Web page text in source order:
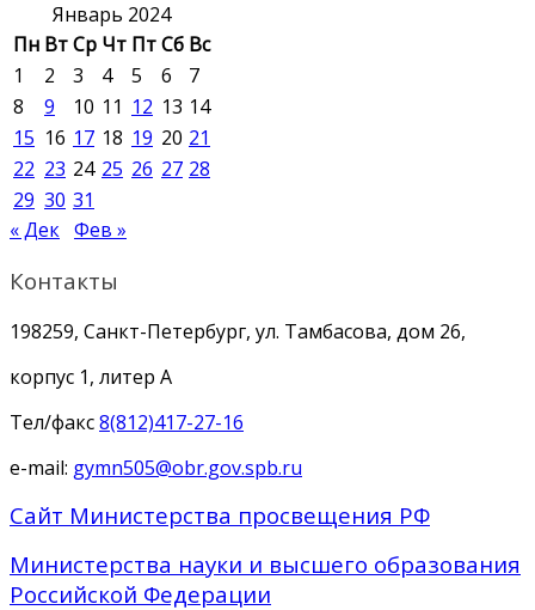
Январь 2024
Пн ВтСр Чт ПтСб Вс
1
2 3 4 5 6
7
8
9 10 11 12 13 14
15 16 17 18 19 20 21
22 23 24 25 26 27 28
29 30 31
« Дек Фев »
Контакты
198259, Санкт-Петербург, ул. Тамбасова, дом 26,
корпус 1, литер А
Тел/факс8(812)417-27-16
e-mail: gymn505@obr.gov.spb.ru
Сайт Министерства просвещения РФ
Министерства науки и высшего образования
Российской Федерации